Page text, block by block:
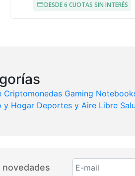
DESDE 6 CUOTAS SIN INTERÉS
Criptomonedas Gaming
y Hogar Deportes y Aire Libre